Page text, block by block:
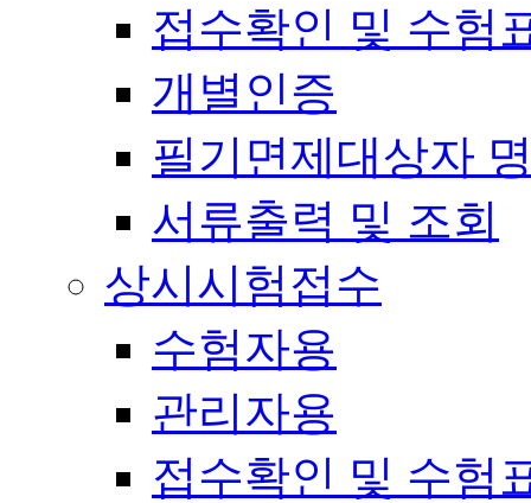
접수확인 및 수험
개별인증
필기면제대상자
서류출력 및 조회
상시시험접수
수험자용
관리자용
접수확인 및 수험